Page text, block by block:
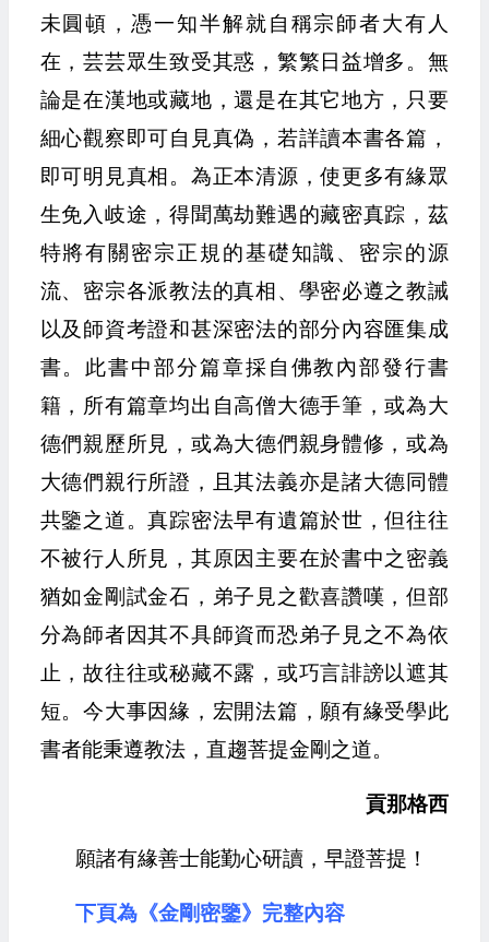
未圓頓，憑一知半解就自稱宗師者大有人
在，芸芸眾生致受其惑，繁繁日益增多。無
論是在漢地或藏地，還是在其它地方，只要
細心觀察即可自見真偽，若詳讀本書各篇，
即可明見真相。為正本清源，使更多有緣眾
生免入岐途，得聞萬劫難遇的藏密真踪，茲
特將有關密宗正規的基礎知識、密宗的源
流、密宗各派教法的真相、學密必遵之教誡
以及師資考證和甚深密法的部分內容匯集成
書。此書中部分篇章採自佛教內部發行書
籍，所有篇章均出自高僧大德手筆，或為大
德們親歷所見，或為大德們親身體修，或為
大德們親行所證，且其法義亦是諸大德同體
共鑒之道。真踪密法早有遺篇於世，但往往
不被行人所見，其原因主要在於書中之密義
猶如金剛試金石，弟子見之歡喜讚嘆，但部
分為師者因其不具師資而恐弟子見之不為依
止，故往往或秘藏不露，或巧言誹謗以遮其
短。今大事因緣，宏開法篇，願有緣受學此
書者能秉遵教法，直趨菩提金剛之道。
貢那格西
願諸有緣善士能勤心研讀，早證菩提！
下頁為《金剛密鑒》 完整內容